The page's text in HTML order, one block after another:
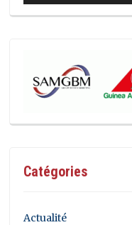
Catégories
Actualité